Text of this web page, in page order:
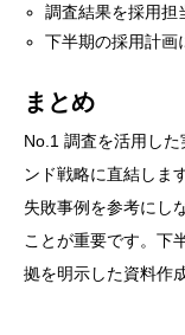
調査結果を採用担
下半期の採用計画
まとめ
No.1 調査を活用し
ンド戦略に直結しま
失敗事例を参考にし
ことが重要です。下
拠を明示した資料作